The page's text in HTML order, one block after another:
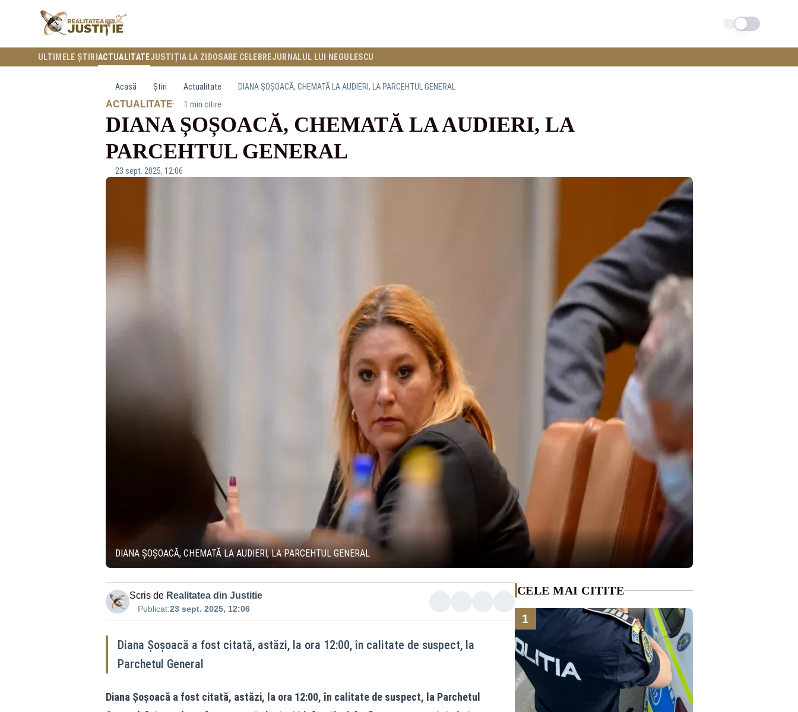
Schimba tema
ULTIMELE ȘTIRI ACTUALITATEJUSTIȚIA LA ZI DOSARE CELEBREJURNALUL LUI NEGULESCU
Acasă Știri Actualitate DIANA ȘOȘOACĂ, CHEMATĂ LA AUDIERI, LA PARCEHTUL GENERAL
ACTUALITATE· 1 min citire
DIANA ȘOȘOACĂ, CHEMATĂ LA AUDIERI, LA
PARCEHTUL GENERAL
23 sept. 2025, 12:06
DIANA ȘOȘOACĂ, CHEMATĂ LA AUDIERI, LA PARCEHTUL GENERAL
Scris de Realitatea din Justitie
Publicat:23 sept. 2025, 12:06
Diana Șoșoacă a fost citată, astăzi, la ora 12:00, în calitate de suspect, la
Parchetul General
Diana Șoșoacă a fost citată, astăzi, la ora 12:00, în calitate de suspect, la Parchetul
CELE MAI CITITE
1